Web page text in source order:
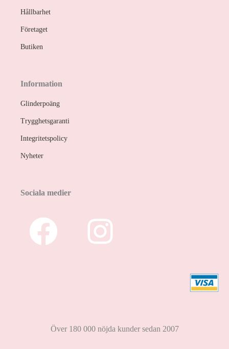
Hållbarhet
Företaget
Butiken
Information
Glinderpoäng
Trygghetsgaranti
Integritetspolicy
Nyheter
Sociala medier
Över 180 000 nöjda kunder sedan 2007